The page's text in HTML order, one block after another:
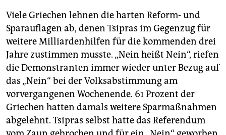
Viele Griechen lehnen die harten Reform- und
Sparauflagen ab, denen Tsipras im Gegenzug für
weitere Milliardenhilfen für die kommenden drei
Jahre zustimmen musste. „Nein heißt Nein“, riefen
die Demonstranten immer wieder unter Bezug auf
das „Nein“ bei der Volksabstimmung am
vorvergangenen Wochenende. 61 Prozent der
Griechen hatten damals weitere Sparmaßnahmen
abgelehnt. Tsipras selbst hatte das Referendum